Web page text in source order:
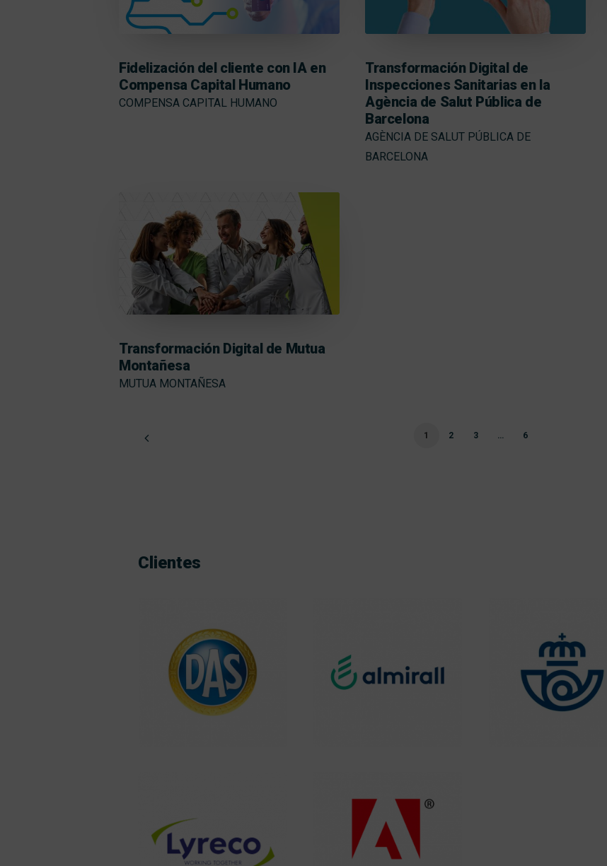
Fidelización del cliente con IA en
Compensa Capital Humano
COMPENSA CAPITAL HUMANO
Transformación Digital de
Inspecciones Sanitarias en la
Agència de Salut Pública de
Barcelona
AGÈNCIA DE SALUT PÚBLICA DE
BARCELONA
Transformación Digital de Mutua
Montañesa
MUTUA MONTAÑESA
1 2 3 6
Clientes